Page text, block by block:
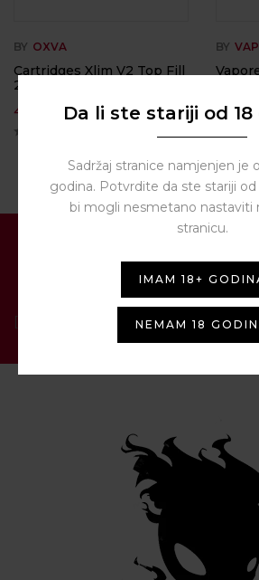
BY OXVA
Cartridges Xlim V2 Top Fill
2ml – OXVA
4,00
BY
PRIJAVITE SE
[contact-form-7 id="1287"
Da li ste stariji od 18
Sadržaj stranice namjenjen je
godina. Potvrdite da ste stariji
bi mogli nesmetano nastaviti
stranicu.
IMAM 18+
NEMAM 18